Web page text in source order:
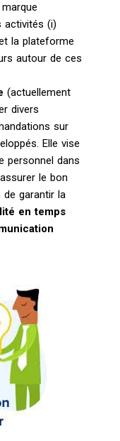
activités (i)
la plateforme
autour de ces
(actuellement
divers
sur
Elle vise
personnel dans
le bon
garantir la
en temps